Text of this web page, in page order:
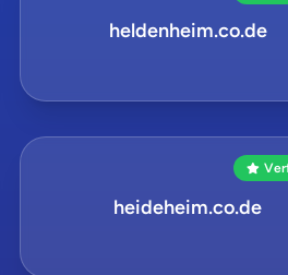
heldenheim.co.de
heideheim.co.de